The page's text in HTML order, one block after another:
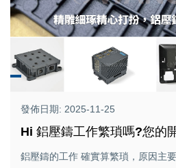
發佈日期: 2025-11-25
Hi 鋁壓鑄工作繁瑣嗎?您的
鋁壓鑄的工作 確實算繁瑣，原因主